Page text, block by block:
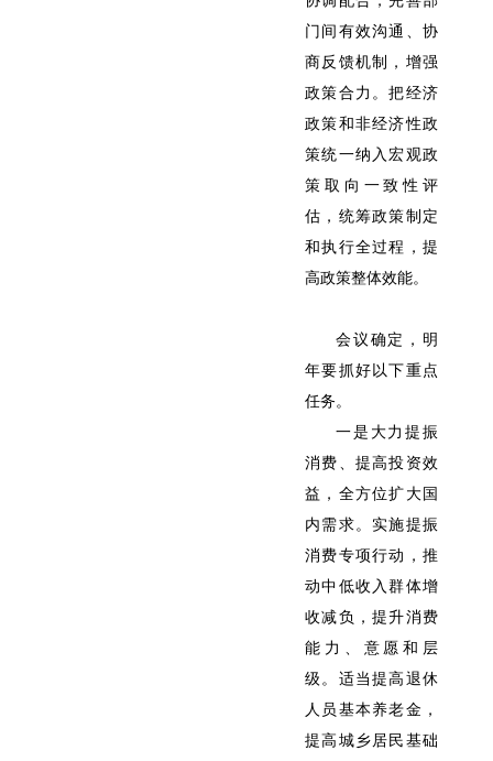
门间有效沟通、协
商反馈机制，增强
政策合力。把经济
政策和非经济性政
策统一纳入宏观政
策取向一致性评
估，统筹政策制定
和执行全过程，提
高政策整体效能。
会议确定，明
年要抓好以下重点
任务。
一是大力提振
消费、提高投资效
益，全方位扩大国
内需求。实施提振
消费专项行动，推
动中低收入群体增
收减负，提升消费
能力、意愿和层
级。适当提高退休
人员基本养老金，
提高城乡居民基础